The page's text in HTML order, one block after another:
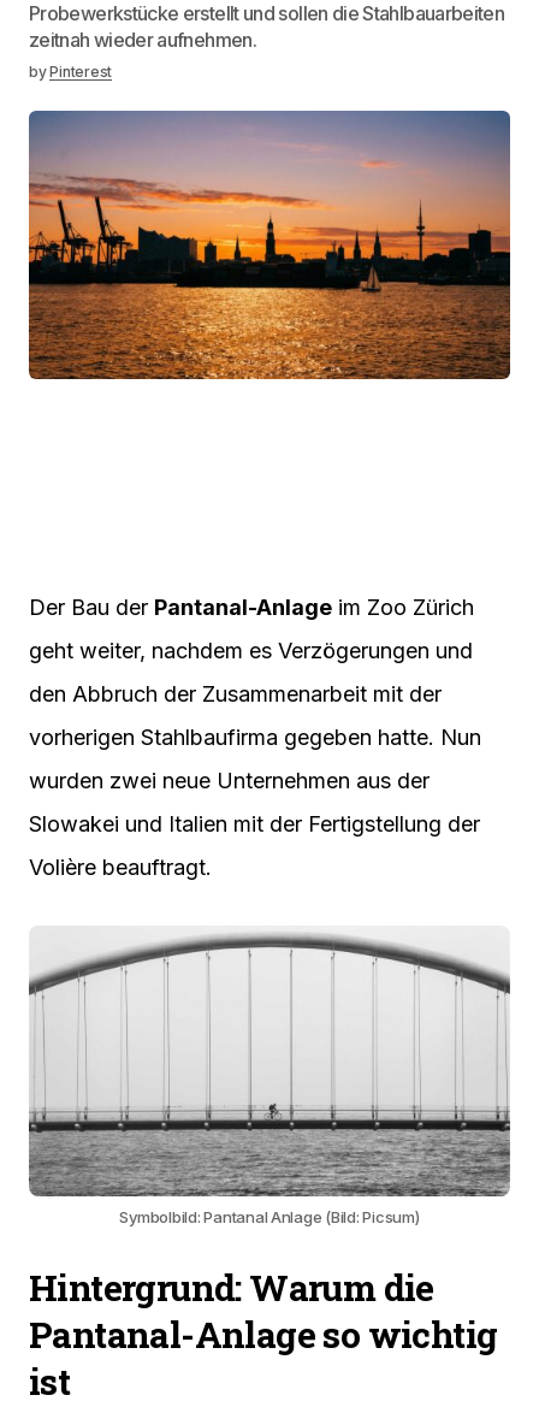
Probewerkstücke erstellt und sollen die Stahlbauarbeiten
zeitnah wieder aufnehmen.
byPinterest
Der Bau der Pantanal-Anlage im Zoo Zürich
geht weiter, nachdem es Verzögerungen und
den Abbruch der Zusammenarbeit mit der
vorherigen Stahlbaufirma gegeben hatte. Nun
wurden zwei neue Unternehmen aus der
Slowakei und Italien mit der Fertigstellung der
Volière beauftragt.
Symbolbild: Pantanal Anlage (Bild: Picsum)
Hintergrund: Warum die
Pantanal-Anlage so wichtig
ist